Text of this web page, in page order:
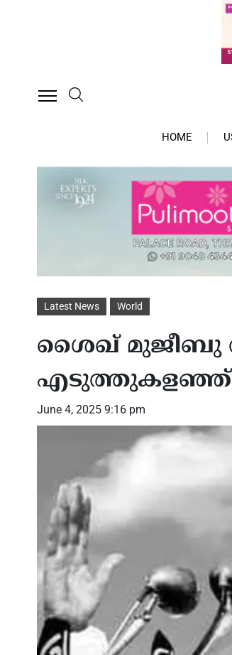
HOME
Latest News World
ശൈഖ് മുജീബു
എടുത്തുകളഞ്ഞ്
June 4, 2025 9:16 pm